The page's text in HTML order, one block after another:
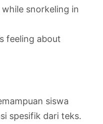
snorkeling in
feeling about
siswa
spesifik dari teks.